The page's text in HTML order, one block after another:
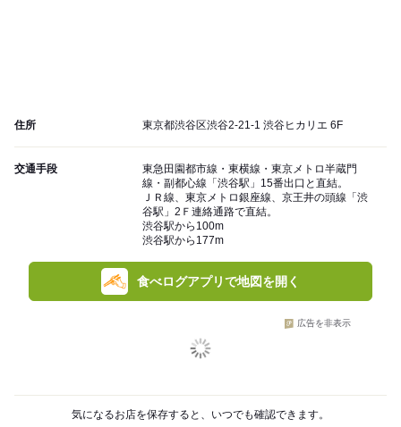
住所 東京都渋谷区渋谷2-21-1 渋谷ヒカリエ 6F
交通手段
東急田園都市線・東横線・東京メトロ半蔵門
線・副都心線「渋谷駅」15番出口と直結。
ＪＲ線、東京メトロ銀座線、京王井の頭線「渋
谷駅」2Ｆ連絡通路で直結。
渋谷駅から100m
渋谷駅から177m
食べログアプリで地図を開く
広告を非表示
気になるお店を保存すると、いつでも確認できます。